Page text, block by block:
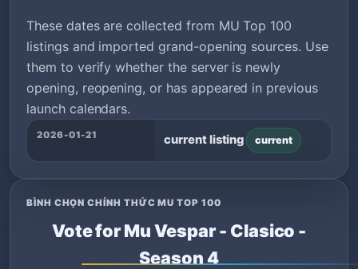
These dates are collected from MU Top 100
listings and imported grand-opening sources. Use
them to verify whether the server is newly
opening, reopening, or has appeared in previous
launch calendars.
2026-01-21 current listing current
BÌNH CHỌN CHÍNH THỨC MU TOP 100
Vote for Mu Vespar - Clasico -
Season 4